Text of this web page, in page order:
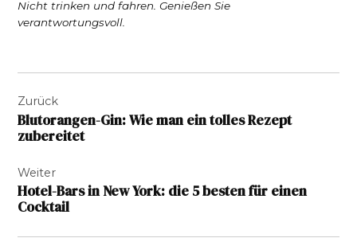
Nicht trinken und fahren. Genießen Sie
verantwortungsvoll.
Zurück
Blutorangen-Gin: Wie man ein tolles Rezept
zubereitet
Weiter
Hotel-Bars in New York: die 5 besten für einen
Cocktail